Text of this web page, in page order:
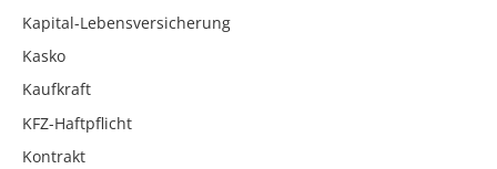
Kapital-Lebensversicherung
Kasko
Kaufkraft
KFZ-Haftpflicht
Kontrakt